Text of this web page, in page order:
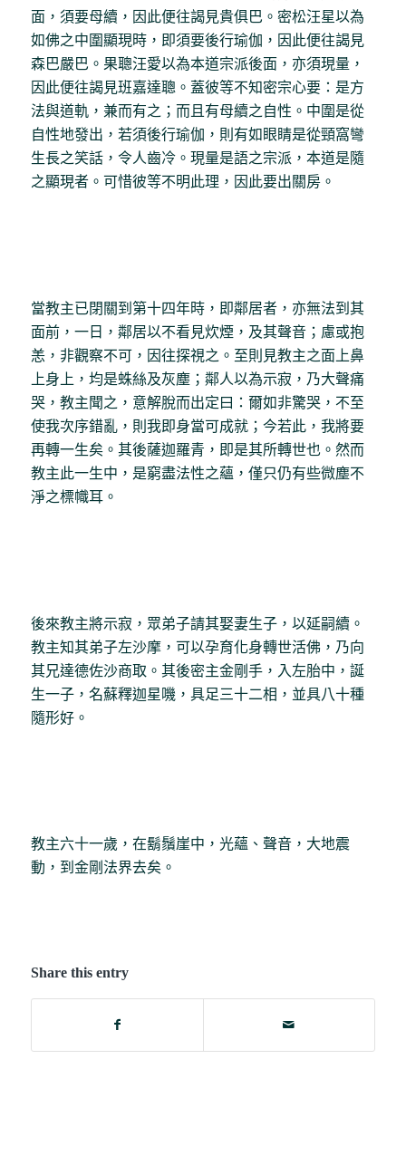
面，須要母續，因此便往謁見貴俱巴。密松汪星以為
如佛之中圍顯現時，即須要後行瑜伽，因此便往謁見
森巴嚴巴。果聰汪愛以為本道宗派後面，亦須現量，
因此便往謁見班嘉達聰。蓋彼等不知密宗心要：是方
法與道軌，兼而有之；而且有母續之自性。中圍是從
自性地發出，若須後行瑜伽，則有如眼睛是從頸窩彎
生長之笑話，令人齒冷。現量是語之宗派，本道是隨
之顯現者。可惜彼等不明此理，因此要出關房。
當教主已閉關到第十四年時，即鄰居者，亦無法到其
面前，一日，鄰居以不看見炊煙，及其聲音；慮或抱
恙，非觀察不可，因往探視之。至則見教主之面上鼻
上身上，均是蛛絲及灰塵；鄰人以為示寂，乃大聲痛
哭，教主聞之，意解脫而出定曰：爾如非驚哭，不至
使我次序錯亂，則我即身當可成就；今若此，我將要
再轉一生矣。其後薩迦羅青，即是其所轉世也。然而
教主此一生中，是窮盡法性之蘊，僅只仍有些微塵不
淨之標幟耳。
後來教主將示寂，眾弟子請其娶妻生子，以延嗣續。
教主知其弟子左沙摩，可以孕育化身轉世活佛，乃向
其兄達德佐沙商取。其後密主金剛手，入左胎中，誕
生一子，名蘇釋迦星嘰，具足三十二相，並具八十種
隨形好。
教主六十一歲，在鬍鬚崖中，光蘊、聲音，大地震
動，到金剛法界去矣。
Share this entry